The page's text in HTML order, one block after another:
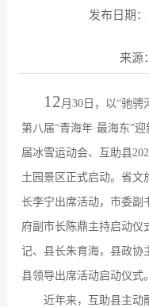
发布日期
来源
12 月 30日，以“驰骋
第八届“青海年·最海东”迎
届冰雪运动会、互助县
土园景区正式启动。省文
长李宁出席活动，市委副
府副市长陈鼎主持启动仪
记、县长朱育海，县政协
县领导出席活动启动仪式。
近年来，互助县主动